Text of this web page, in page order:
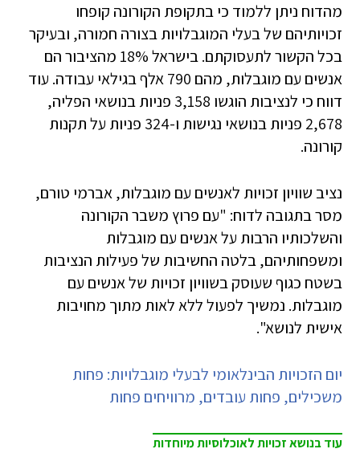
מהדוח ניתן ללמוד כי בתקופת הקורונה קופחו
זכויותיהם של בעלי המוגבלויות בצורה חמורה, ובעיקר
בכל הקשור לתעסוקתם. בישראל 18% מהציבור הם
אנשים עם מוגבלות, מהם 790 אלף בגילאי עבודה. עוד
דווח כי לנציבות הוגשו 3,158 פניות בנושאי הפליה,
2,678 פניות בנושאי נגישות ו-324 פניות על תקנות
קורונה.
נציב שוויון זכויות לאנשים עם מוגבלות, אברמי טורם,
מסר בתגובה לדוח: "עם פרוץ משבר הקורונה
והשלכותיו הרבות על אנשים עם מוגבלות
ומשפחותיהם, בלטה החשיבות של פעילות הנציבות
בשטח כגוף שעוסק בשוויון זכויות של אנשים עם
מוגבלות. נמשיך לפעול ללא לאות מתוך מחויבות
אישית לנושא".
יום הזכויות הבינלאומי לבעלי מוגבלויות: פחות
משכילים, פחות עובדים, מרוויחים פחות
עוד בנושא זכויות לאוכלוסיות מיוחדות